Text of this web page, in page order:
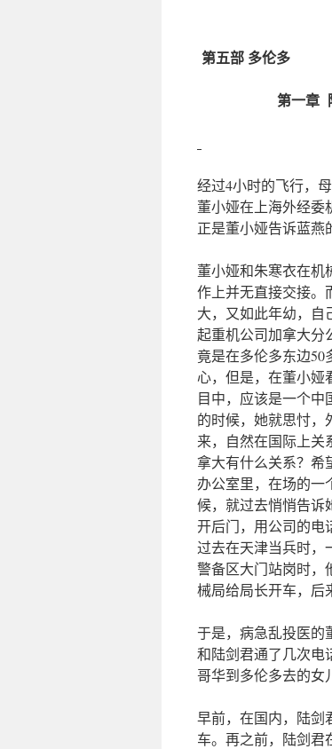
第五部 多伦多
第一章 陆
经过4小时的飞行，
董小娅在上海外经委
正是董小娅告诉蓝燕
董小娅和朱寒衣在机
作上并无直接交接。
大，又如此年幼，自
起重机公司加拿大分
竟是在多伦多东边
心，但是，在董小娅
目中，应该是一个
的时候，她就思忖，
来，自然在国际上关
拿大有什么关系？希
办公室里，在场的一
候，就过去悄悄告诉
开后门，用公司的电
过去在天津当兵时，
警备区大门站岗时，
械局给局长开车，后
于是，病急乱投医的
和陆剑君通了几次电
哥华到多伦多去的女
早前，在国内，陆剑
车。再之前，陆剑君